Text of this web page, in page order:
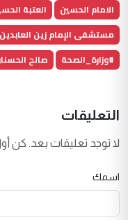
الامام الحسين العتبة
مستشفى الإمام زين العابدين
#وزارة_الصحة
صالح
التعليقات
لا توجد تعليقات بعد. كن
اسمك